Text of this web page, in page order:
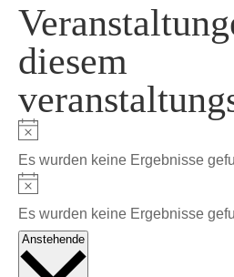
diesem
Hinweis
Es wurden keine Ergebnisse
Hinweis
Es wurden keine Ergebnisse
Anstehende Datum